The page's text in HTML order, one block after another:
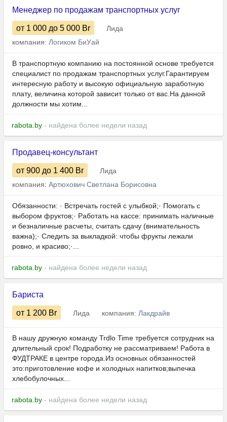
Менеджер по продажам транспортных услуг
от 1 000 до 5 000 Br
Лида
компания: Логиком БиУай
В транспортную компанию на постоянной основе требуется
специалист по продажам транспортных услуг.Гарантируем
интересную работу и высокую официальную заработную
плату, величина которой зависит только от вас.На данной
должности мы хотим...
rabota.by - найдена более недели назад
Продавец-консультант
от 900 до 1 400 Br
Лида
компания: Артюхович Светлана Борисовна
Обязанности: · Встречать гостей с улыбкой;· Помогать с
выбором фруктов;· Работать на кассе: принимать наличные
и безналичные расчеты, считать сдачу (внимательность
важна);· Следить за выкладкой: чтобы фрукты лежали
ровно, и красиво;·...
rabota.by - найдена более недели назад
Бариста
от 1 200 Br Лида компания: Лакдрайв
В нашу дружную команду Trdlo Time требуется сотрудник на
длительный срок! Подработку не рассматриваем! Работа в
ФУДТРАКЕ в центре города.Из основных обязанностей
это:приготовление кофе и холодных напитков;выпечка
хлебобулочных...
rabota.by - найдена более недели назад